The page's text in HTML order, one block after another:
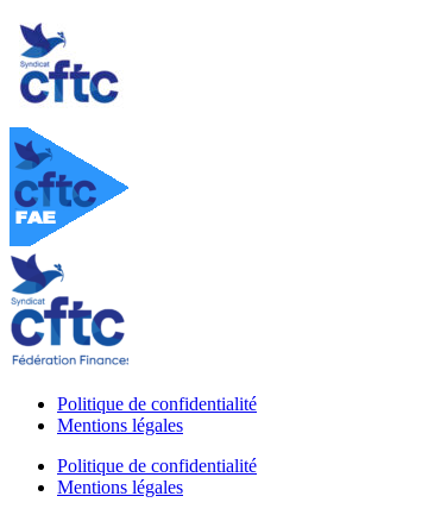
Politique de confidentialité
Mentions légales
Politique de confidentialité
Mentions légales